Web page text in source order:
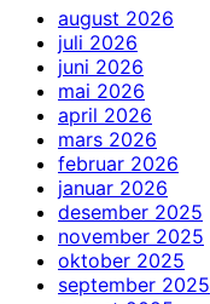
august 2026
juli 2026
juni 2026
mai 2026
april 2026
mars 2026
februar 2026
januar 2026
desember 2025
november 2025
oktober 2025
september 2025